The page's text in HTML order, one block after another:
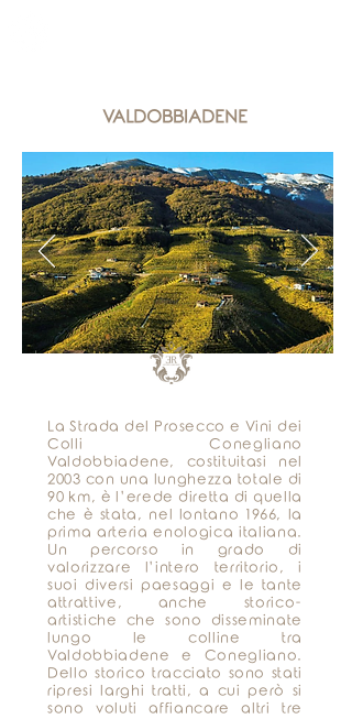
VALDOBBIADENE
La Strada del Prosecco e Vini dei
Colli Conegliano
Valdobbiadene, costituitasi nel
2003 con una lunghezza totale di
90 km, è l’erede diretta di quella
che è stata, nel lontano 1966, la
prima arteria enologica italiana.
Un percorso in grado di
valorizzare l’intero territorio, i
suoi diversi paesaggi e le tante
attrattive, anche storico-
artistiche che sono disseminate
lungo le colline tra
Valdobbiadene e Conegliano.
Dello storico tracciato sono stati
ripresi larghi tratti, a cui però si
sono voluti affiancare altri tre